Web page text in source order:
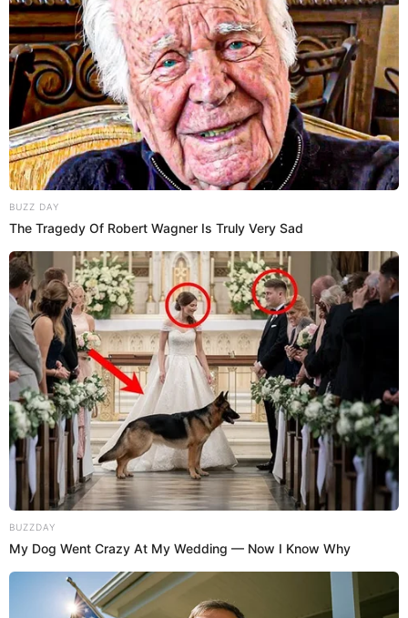
NICOLE GONZALES
Licenciada en Periodismo, con conocimientos como
Analista Digital y experiencia en Marketing Digital. Amante
de la actualidad, sociedad y tendencias de salud y livestyle.
ESTADOS UNIDOS INMIGRACIÓN LICENCIA DE CONDUCIR
Prefiero a El Popular en Google